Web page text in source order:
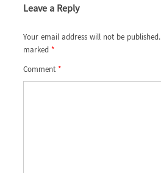
Leave a Reply
Your email address will not be published.
marked*
Comment*